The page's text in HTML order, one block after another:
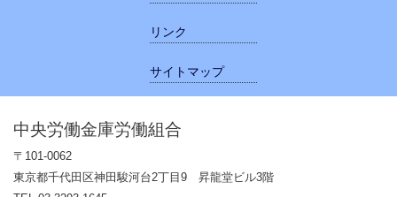
リンク
サイトマップ
中央労働金庫労働組合
〒101-0062
東京都千代田区神田駿河台2丁目9 昇龍堂ビル3階